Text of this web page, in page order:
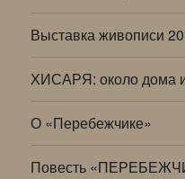
Выставка живописи
ХИСАРЯ: около дома
О «Перебежчике»
Повесть